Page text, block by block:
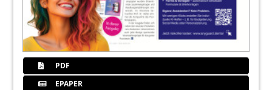
PDF
EPAPER